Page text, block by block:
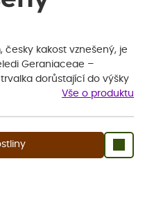
česky kakost vznešený, je
Geraniaceae –
dorůstající do výšky
Vše o produktu